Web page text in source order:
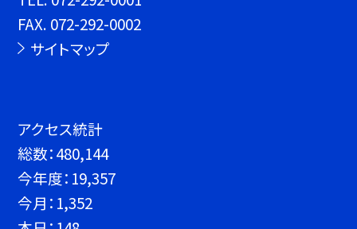
FAX. 072-292-0002
サイトマップ
アクセス統計
総数：480,144
今年度： 19,357
今月： 1,352